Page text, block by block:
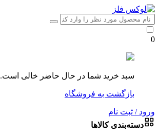
0
سبد خرید شما در حال حاضر خالی است.
بازگشت به فروشگاه
ورود / ثبت نام
دسته‌بندی کالاها